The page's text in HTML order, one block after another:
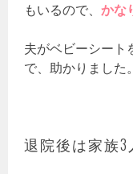
もいるので、かな
夫がベビーシート
で、助かりました。
退院後は家族3